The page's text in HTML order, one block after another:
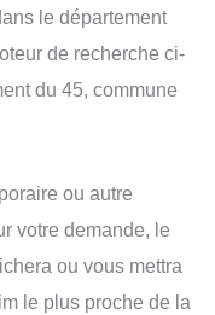
le département
de recherche ci-
du 45, commune
ou autre
votre demande, le
ou vous mettra
le plus proche de la